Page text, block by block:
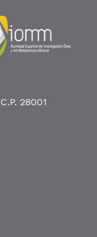
28001